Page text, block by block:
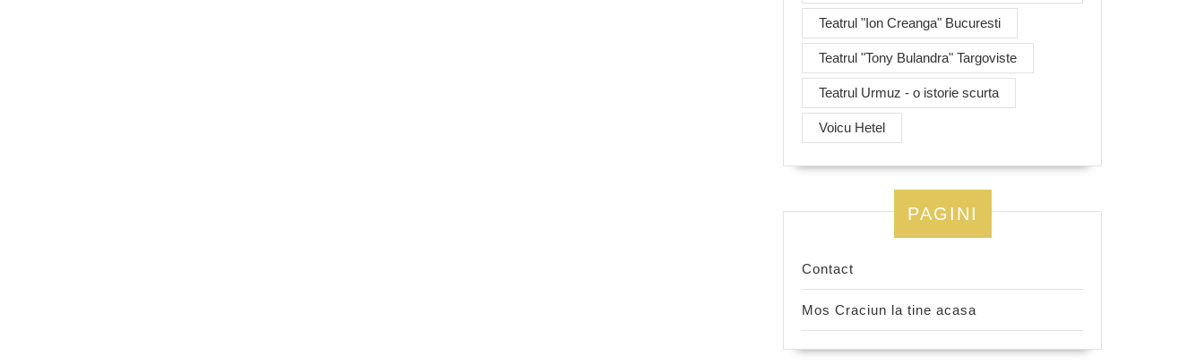
Teatrul "Ion Creanga" Bucuresti
Teatrul "Tony Bulandra" Targoviste
Teatrul Urmuz - o istorie scurta
Voicu Hetel
PAGINI
Contact
Mos Craciun la tine acasa